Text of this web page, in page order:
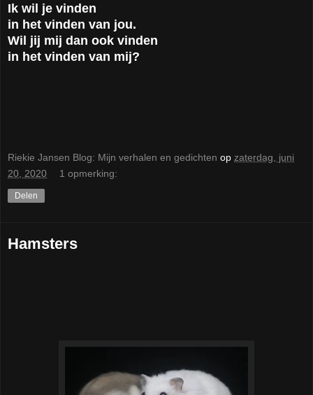
Ik wil je vinden
in het vinden van jou.
Wil jij mij dan ook vinden
in het vinden van mij?
Riekie Jansen Blog: Mijn verhalen en gedichten op zaterdag, juni
20, 2020
1 opmerking:
Delen
Hamsters